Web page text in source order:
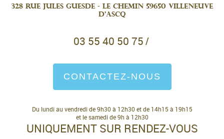
328 Rue Jules Guesde - Le Chemin 59650 Villeneuve
d'Ascq
03 55 40 50 75 /
CONTACTEZ-NOUS
Du lundi au vendredi de 9h30 à 12h30 et de 14h15 à 19h15
et le samedi de 9h à 12h30
UNIQUEMENT SUR RENDEZ-VOUS